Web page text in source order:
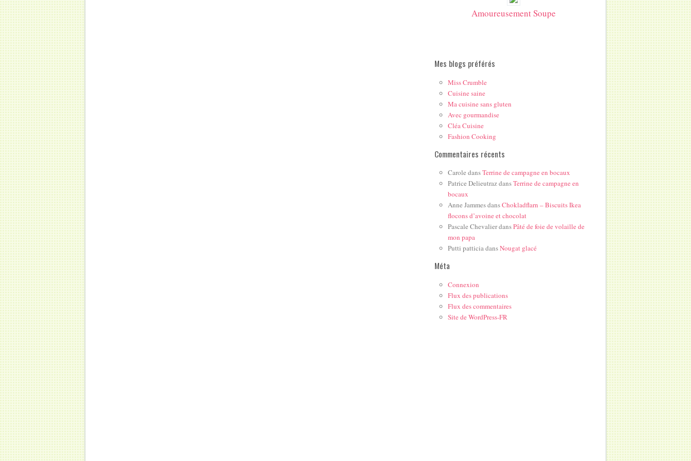
Amoureusement Soupe
Mes blogs préférés
Miss Crumble
Cuisine saine
Ma cuisine sans gluten
Avec gourmandise
Cléa Cuisine
Fashion Cooking
Commentaires récents
Carole dansTerrine de campagne en bocaux
Patrice DelieutrazdansTerrine de campagne en
bocaux
Anne JammesdansChokladflarn – Biscuits Ikea
flocons d’avoine et chocolat
Pascale ChevalierdansPâté de foie de volaille de
mon papa
Putti patticiadansNougat glacé
Méta
Connexion
Flux des publications
Flux des commentaires
Site de WordPress-FR